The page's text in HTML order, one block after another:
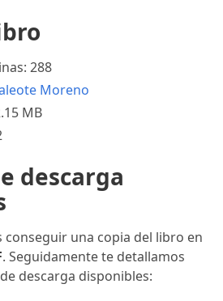
288
Moreno
MB
descarga
conseguir una copia del libro en
. Seguidamente te detallamos
descarga disponibles: